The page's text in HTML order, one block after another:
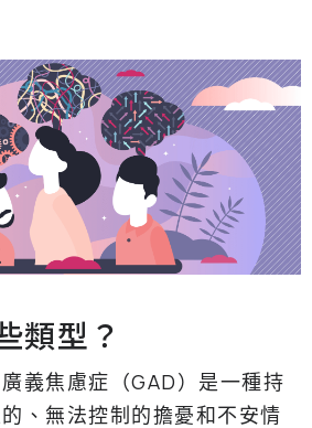
類型？
義焦慮症（GAD）是一種持
、無法控制的擔憂和不安情